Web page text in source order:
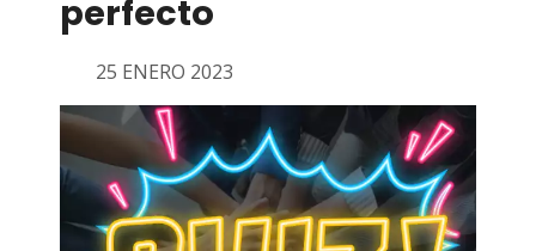
perfecto
25 ENERO 2023